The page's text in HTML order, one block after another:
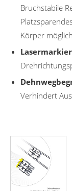
Bruchstabile
Körper
Verhindert